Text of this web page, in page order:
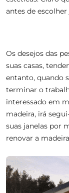
antes de escolher
Os desejos das
suas casas,
entanto, quando
terminar o
interessado em
madeira, irá
suas janelas por
renovar a